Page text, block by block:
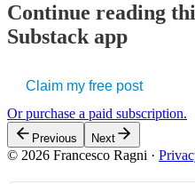
Continue reading
Substack app
Claim my free post
Or purchase a paid subscription.
Previous Next
© 2026 Francesco Ragni ·